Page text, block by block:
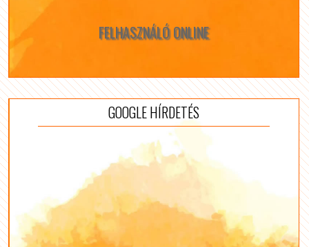
FELHASZNÁLÓ ONLINE
GOOGLE HÍRDETÉS